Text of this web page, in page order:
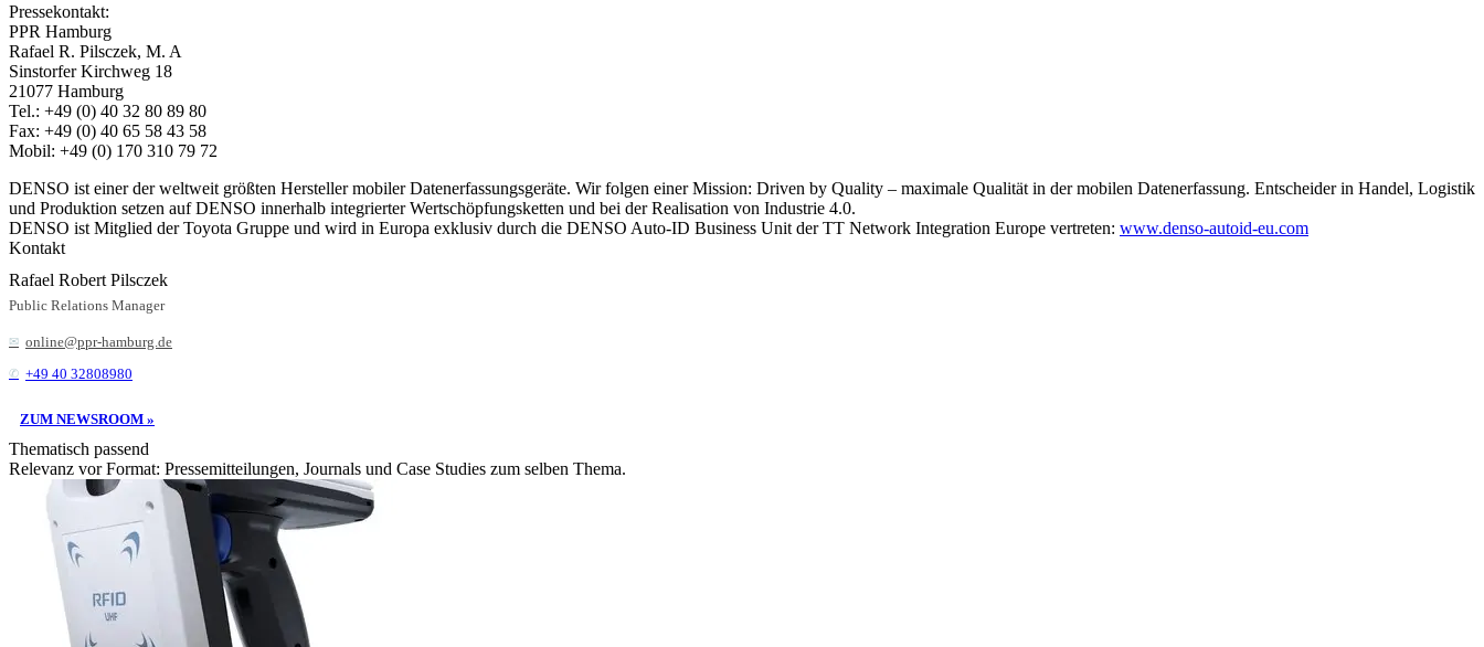
Pressekontakt:
PPR Hamburg
Rafael R. Pilsczek, M. A
Sinstorfer Kirchweg 18
21077 Hamburg
Tel.: +49 (0) 40 32 80 89 80
Fax: +49 (0) 40 65 58 43 58
Mobil: +49 (0) 170 310 79 72
DENSO ist einer der weltweit größten Hersteller mobiler Datenerfassungsgeräte. Wir folgen einer Mission: Driven by Quality – maximale Qualität in der mobilen Datenerfassung. Entscheider in Handel, Logistik
und Produktion setzen auf DENSO innerhalb integrierter Wertschöpfungsketten und bei der Realisation von Industrie 4.0.
DENSO ist Mitglied der Toyota Gruppe und wird in Europa exklusiv durch die DENSO Auto-ID Business Unit der TT Network Integration Europe vertreten: www.denso-autoid-eu.com
Kontakt
Rafael Robert Pilsczek
Public Relations Manager
online@ppr-hamburg.de
+49 40 32808980
ZUM NEWSROOM »
Thematisch passend
Relevanz vor Format: Pressemitteilungen, Journals und Case Studies zum selben Thema.